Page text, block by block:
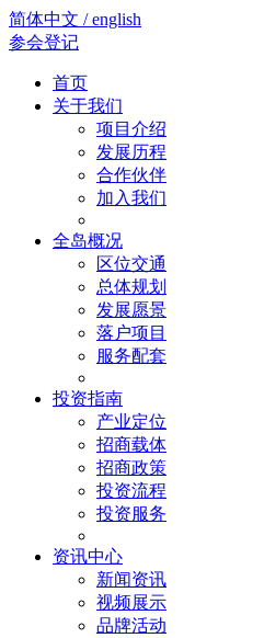
简体中文 / english
参会登记
首页
关于我们
项目介绍
发展历程
合作伙伴
加入我们
全岛概况
区位交通
总体规划
发展愿景
落户项目
服务配套
投资指南
产业定位
招商载体
招商政策
投资流程
投资服务
资讯中心
新闻资讯
视频展示
品牌活动